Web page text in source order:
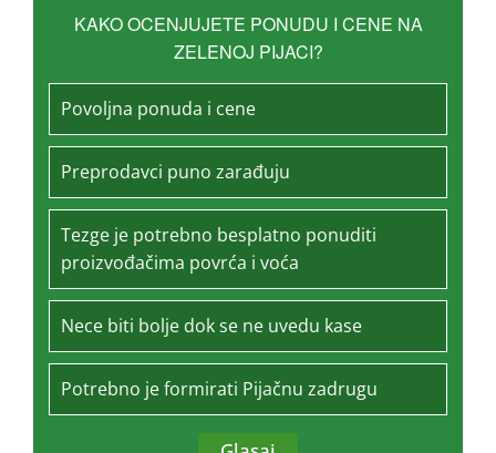
KAKO OCENJUJETE PONUDU I CENE NA
ZELENOJ PIJACI?
Povoljna ponuda i cene
Preprodavci puno zarađuju
Tezge je potrebno besplatno ponuditi
proizvođačima povrća i voća
Nece biti bolje dok se ne uvedu kase
Potrebno je formirati Pijačnu zadrugu